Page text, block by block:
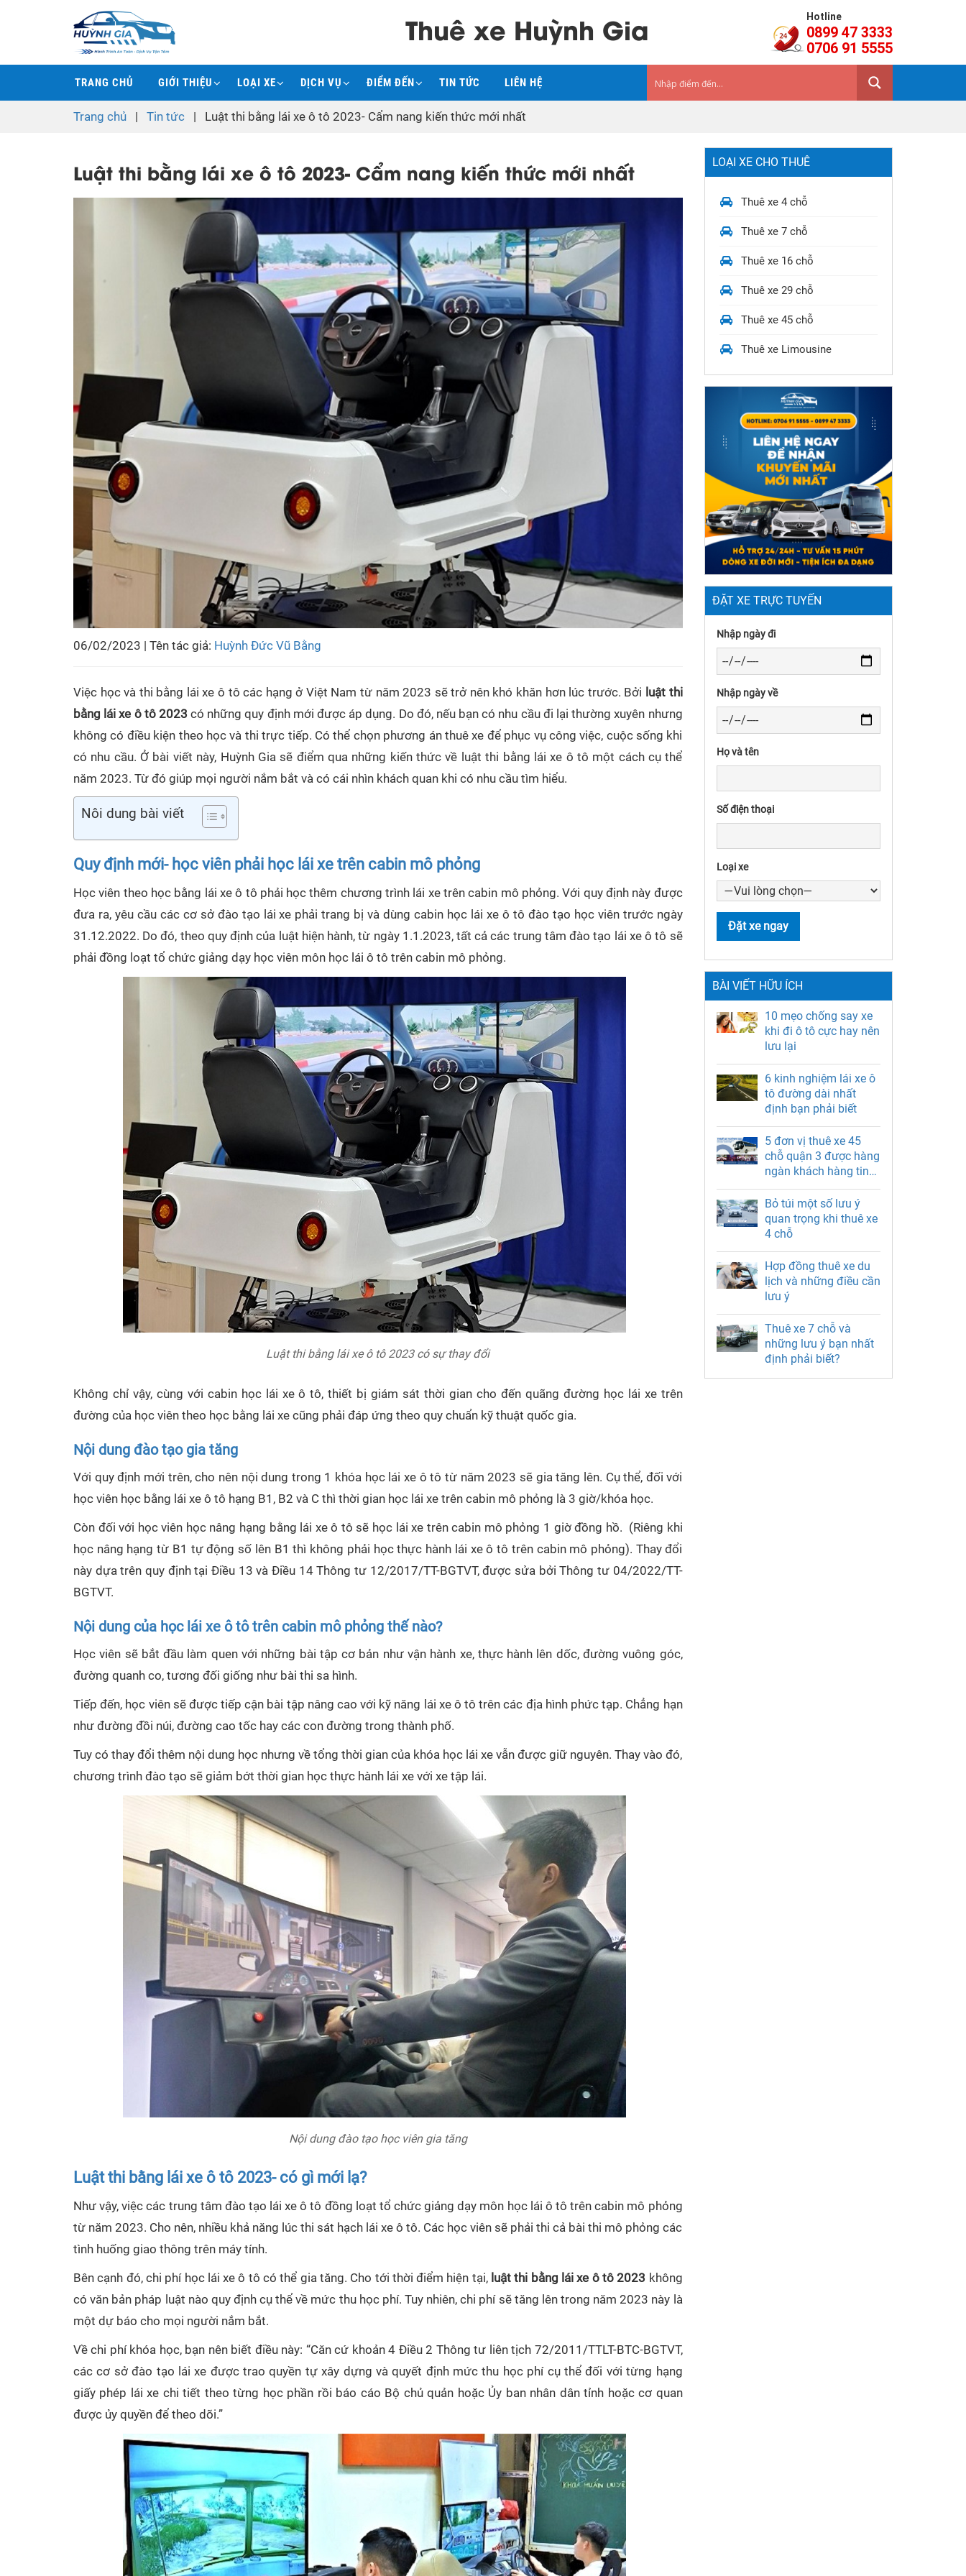
Thuê xe Huỳnh Gia Hotline
0899 47 3333
0706 91 5555
TRANG CHỦ GIỚI THIỆU LOẠI XE DỊCH VỤ ĐIỂM ĐẾN TIN TỨC LIÊN HỆ
Trang chủ | Tin tức | Luật thi bằng lái xe ô tô 2023- Cẩm nang kiến thức mới nhất
Luật thi bằng lái xe ô tô 2023- Cẩm nang kiến thức mới nhất
06/02/2023 | Tên tác giả: Huỳnh Đức Vũ Bằng
Việc học và thi bằng lái xe ô tô các hạng ở Việt Nam từ năm 2023 sẽ trở nên khó khăn hơn lúc trước. Bởi luật thi
bằng lái xe ô tô 2023 có những quy định mới được áp dụng. Do đó, nếu bạn có nhu cầu đi lại thường xuyên nhưng
không có điều kiện theo học và thi trực tiếp. Có thể chọn phương án thuê xe để phục vụ công việc, cuộc sống khi
có nhu cầu. Ở bài viết này, Huỳnh Gia sẽ điểm qua những kiến thức về luật thi bằng lái xe ô tô một cách cụ thể
năm 2023. Từ đó giúp mọi người nắm bắt và có cái nhìn khách quan khi có nhu cầu tìm hiểu.
Nôi dung bài viết
Quy định mới- học viên phải học lái xe trên cabin mô phỏng
Học viên theo học bằng lái xe ô tô phải học thêm chương trình lái xe trên cabin mô phỏng. Với quy định này được
đưa ra, yêu cầu các cơ sở đào tạo lái xe phải trang bị và dùng cabin học lái xe ô tô đào tạo học viên trước ngày
31.12.2022. Do đó, theo quy định của luật hiện hành, từ ngày 1.1.2023, tất cả các trung tâm đào tạo lái xe ô tô sẽ
phải đồng loạt tổ chức giảng dạy học viên môn học lái ô tô trên cabin mô phỏng.
Luật thi bằng lái xe ô tô 2023 có sự thay đổi
Không chỉ vậy, cùng với cabin học lái xe ô tô, thiết bị giám sát thời gian cho đến quãng đường học lái xe trên
đường của học viên theo học bằng lái xe cũng phải đáp ứng theo quy chuẩn kỹ thuật quốc gia.
Nội dung đào tạo gia tăng
Với quy định mới trên, cho nên nội dung trong 1 khóa học lái xe ô tô từ năm 2023 sẽ gia tăng lên. Cụ thể, đối với
học viên học bằng lái xe ô tô hạng B1, B2 và C thì thời gian học lái xe trên cabin mô phỏng là 3 giờ/khóa học.
Còn đối với học viên học nâng hạng bằng lái xe ô tô sẽ học lái xe trên cabin mô phỏng 1 giờ đồng hồ. (Riêng khi
học nâng hạng từ B1 tự động số lên B1 thì không phải học thực hành lái xe ô tô trên cabin mô phỏng). Thay đổi
này dựa trên quy định tại Điều 13 và Điều 14 Thông tư 12/2017/TT-BGTVT, được sửa bởi Thông tư 04/2022/TT-
BGTVT.
Nội dung của học lái xe ô tô trên cabin mô phỏng thế nào?
Học viên sẽ bắt đầu làm quen với những bài tập cơ bản như vận hành xe, thực hành lên dốc, đường vuông góc,
đường quanh co, tương đối giống như bài thi sa hình.
Tiếp đến, học viên sẽ được tiếp cận bài tập nâng cao với kỹ năng lái xe ô tô trên các địa hình phức tạp. Chẳng hạn
như đường đồi núi, đường cao tốc hay các con đường trong thành phố.
Tuy có thay đổi thêm nội dung học nhưng về tổng thời gian của khóa học lái xe vẫn được giữ nguyên. Thay vào đó,
chương trình đào tạo sẽ giảm bớt thời gian học thực hành lái xe với xe tập lái.
Nội dung đào tạo học viên gia tăng
Luật thi bằng lái xe ô tô 2023- có gì mới lạ?
Như vậy, việc các trung tâm đào tạo lái xe ô tô đồng loạt tổ chức giảng dạy môn học lái ô tô trên cabin mô phỏng
từ năm 2023. Cho nên, nhiều khả năng lúc thi sát hạch lái xe ô tô. Các học viên sẽ phải thi cả bài thi mô phỏng các
tình huống giao thông trên máy tính.
Bên cạnh đó, chi phí học lái xe ô tô có thể gia tăng. Cho tới thời điểm hiện tại, luật thi bằng lái xe ô tô 2023 không
có văn bản pháp luật nào quy định cụ thể về mức thu học phí. Tuy nhiên, chi phí sẽ tăng lên trong năm 2023 này là
một dự báo cho mọi người nắm bắt.
Về chi phí khóa học, bạn nên biết điều này: “Căn cứ khoản 4 Điều 2 Thông tư liên tịch 72/2011/TTLT-BTC-BGTVT,
các cơ sở đào tạo lái xe được trao quyền tự xây dựng và quyết định mức thu học phí cụ thể đối với từng hạng
giấy phép lái xe chi tiết theo từng học phần rồi báo cáo Bộ chủ quản hoặc Ủy ban nhân dân tỉnh hoặc cơ quan
được ủy quyền để theo dõi.”
LOẠI XE CHO THUÊ
Thuê xe 4 chỗ
Thuê xe 7 chỗ
Thuê xe 16 chỗ
Thuê xe 29 chỗ
Thuê xe 45 chỗ
Thuê xe Limousine
ĐẶT XE TRỰC TUYẾN
Nhập ngày đi
Nhập ngày về
Họ và tên
Số điện thoại
Loại xe
BÀI VIẾT HỮU ÍCH
10 mẹo chống say xe
khi đi ô tô cực hay nên
lưu lại
6 kinh nghiệm lái xe ô
tô đường dài nhất
định bạn phải biết
5 đơn vị thuê xe 45
chỗ quận 3 được hàng
ngàn khách hàng tin
chọn
Bỏ túi một số lưu ý
quan trọng khi thuê xe
4 chỗ
Hợp đồng thuê xe du
lịch và những điều cần
lưu ý
Thuê xe 7 chỗ và
những lưu ý bạn nhất
định phải biết?